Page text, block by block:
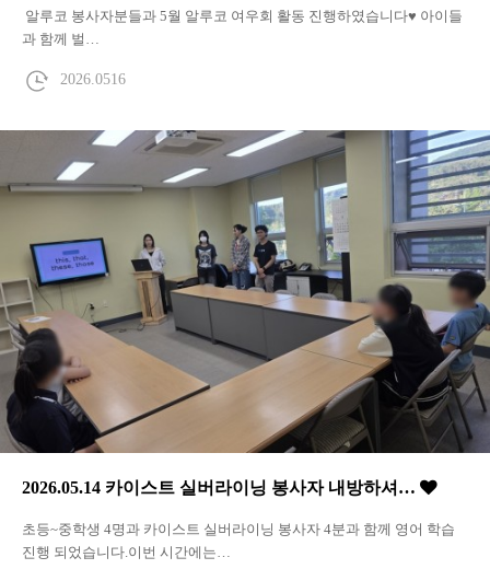
알루코 봉사자분들과 5월 알루코 여우회 활동 진행하였습니다♥ 아이들
과 함께 벌…
2026.0516
2026.05.14 카이스트 실버라이닝 봉사자 내방하셔…
초등~중학생 4명과 카이스트 실버라이닝 봉사자 4분과 함께 영어 학습
진행 되었습니다.이번 시간에는…